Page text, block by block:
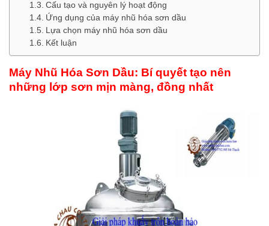
Cấu tạo và nguyên lý hoạt động
Ứng dụng của máy nhũ hóa sơn dầu
Lựa chọn máy nhũ hóa sơn dầu
Kết luận
Máy Nhũ Hóa Sơn Dầu: Bí quyết tạo nên
những lớp sơn mịn màng, đồng nhất